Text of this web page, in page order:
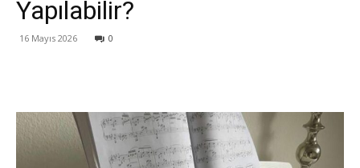
Yapılabilir?
16 Mayıs 2026 0